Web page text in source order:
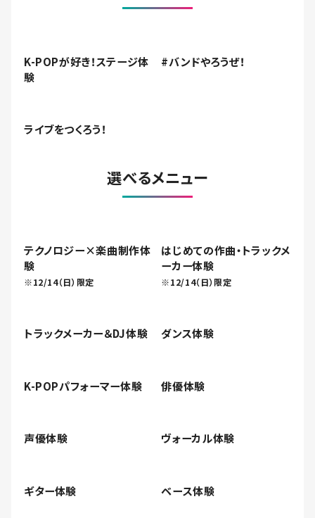
K-POPが好き！ステージ体
験
#バンドやろうぜ！
ライブをつくろう！
選べるメニュー
テクノロジー×楽曲制作体
験
※12/14（日）限定
はじめての作曲・トラックメ
ーカー体験
※12/14（日）限定
トラックメーカー＆DJ体験 ダンス体験
K-POPパフォーマー体験 俳優体験
声優体験 ヴォーカル体験
ギター体験 ベース体験